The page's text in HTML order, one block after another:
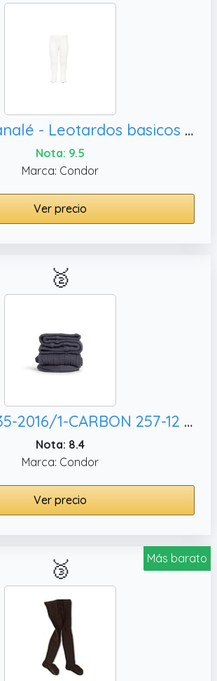
Condor Canalé - Leotardos basicos acanal, size 0; 6-12 months
Nota: 9.5
Marca: Condor
Ver precio
🥈
Condor 1135-2016/1-CARBON 257-12 - LEOTARDO CANALE bebé-niños color: CARBON 257 talla: 12
Nota: 8.4
Marca: Condor
Ver precio
Más barato
🥉